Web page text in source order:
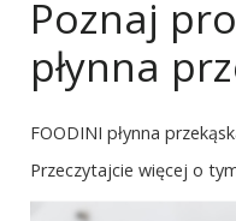
Poznaj
płynna
FOODINI płynna
Przeczytajcie więcej o